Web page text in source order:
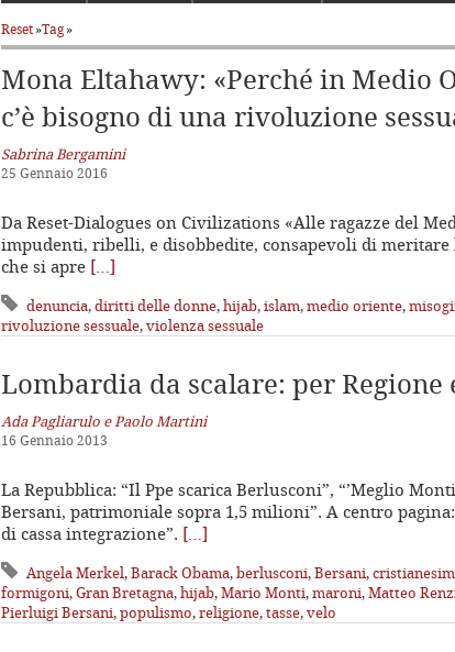
Reset»Tag»
Mona Eltahawy: «Perché in Medio
c’è bisogno di una rivoluzione
Sabrina Bergamini
25 Gennaio 2016
Da Reset-Dialogues on Civilizations «Alle ragazze del
impudenti, ribelli, e disobbedite, consapevoli di meritare
che si apre […]
denuncia,diritti delle donne,hijab,islam,medio oriente,
rivoluzione sessuale,violenza sessuale
Lombardia da scalare: per Regione
Ada Pagliarulo e Paolo Martini
16 Gennaio 2013
La Repubblica: “Il Ppe scarica Berlusconi”, “’Meglio
Bersani, patrimoniale sopra 1,5 milioni”. A centro
di cassa integrazione”. […]
Angela Merkel,Barack Obama,berlusconi,Bersani,
formigoni,Gran Bretagna,hijab,Mario Monti,maroni,Matteo
Pierluigi Bersani,populismo,religione,tasse,velo